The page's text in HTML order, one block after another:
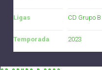
Ligas CD Grupo B
Temporada 2023